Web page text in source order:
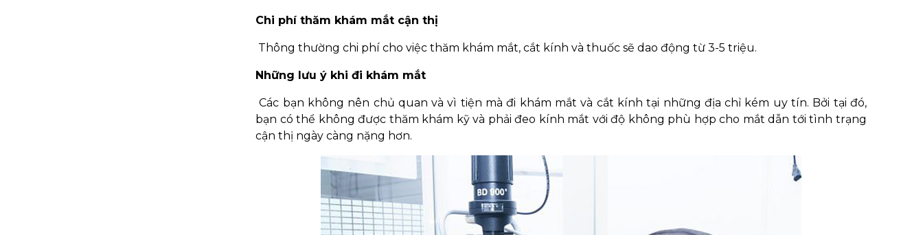
Chi phí thăm khám mắt cận thị
Thông thường chi phí cho việc thăm khám mắt, cắt kính và thuốc sẽ dao động từ 3-5 triệu.
Những lưu ý khi đi khám mắt
Các bạn không nên chủ quan và vì tiện mà đi khám mắt và cắt kính tại những địa chỉ kém uy tín. Bởi tại đó,
bạn có thể không được thăm khám kỹ và phải đeo kính mắt với độ không phù hợp cho mắt dẫn tới tình trạng
cận thị ngày càng nặng hơn.